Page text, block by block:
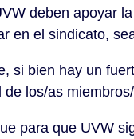
deben apoyar
en el sindicato,
si bien hay un
de los/as
para que UVW